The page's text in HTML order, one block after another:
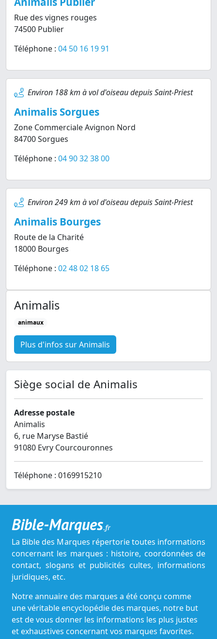
Rue des vignes rouges
74500 Publier
Téléphone : 04 50 16 19 91
Environ 188 km à vol d'oiseau depuis Saint-Priest
Animalis Sorgues
Zone Commerciale Avignon Nord
84700 Sorgues
Téléphone : 04 90 32 38 00
Environ 249 km à vol d'oiseau depuis Saint-Priest
Animalis Bourges
Route de la Charité
18000 Bourges
Téléphone : 02 48 02 18 65
Animalis
animaux
Plus d'infos sur Animalis
Siège social de Animalis
Adresse postale
Animalis
6, rue Maryse Bastié
91080 Evry Courcouronnes
Téléphone : 0169915210
Bible-Marques.fr
La Bible des Marques répertorie toutes informations
concernant les marques : histoire, coordonnées de
contact, slogans et publicités cultes, informations
juridiques, etc.
Notre annuaire des marques a été conçu comme
une véritable encyclopédie des marques, notre but
est de vous donner les informations les plus justes
et exhaustives concernant vos marques favorites.